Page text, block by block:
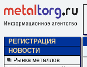
РЕГИСТРАЦИЯ
НОВОСТИ
Рынка металлов